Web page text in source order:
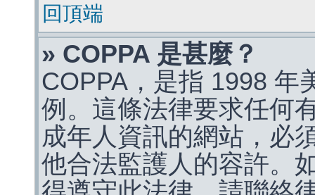
回頂端
» COPPA 是甚麼？
COPPA，是指 1998 年
例。這條法律要求任何
成年人資訊的網站，必
他合法監護人的容許。